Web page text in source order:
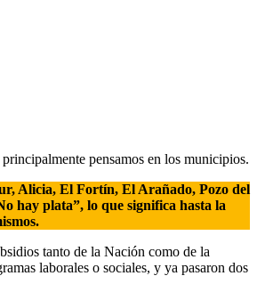
pensamos en los municipios.
Alicia, El Fortín, El Arañado, Pozo del
hay plata”, lo que significa hasta la
tanto de la Nación como de la
laborales o sociales, y ya pasaron dos